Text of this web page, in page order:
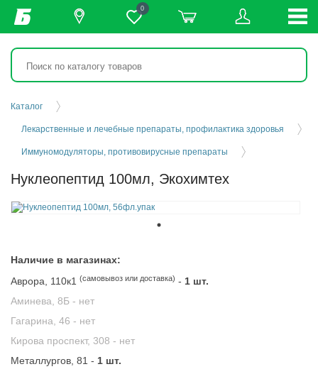
0
Каталог
Лекарственные и лечебные препараты, профилактика здоровья
Иммуномодуляторы, противовирусные препараты
Нуклеопептид 100мл, Экохимтех
Наличие в магазинах:
Аврора, 110к1 (самовывоз или доставка) - 1 шт.
Аминева, 8Б - нет
Гагарина, 46 - нет
Кирова проспект, 308 - нет
Металлургов, 81 - 1 шт.